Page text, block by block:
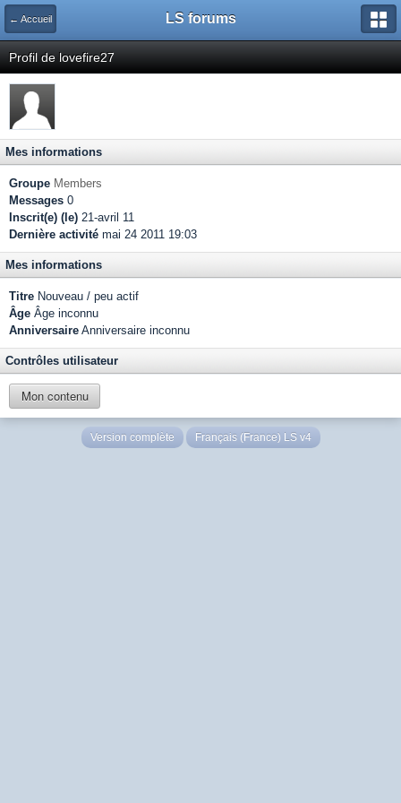
← Accueil LS forums
Profil de lovefire27
Mes informations
Groupe Members
Messages 0
Inscrit(e) (le) 21-avril 11
Dernière activité mai 24 2011 19:03
Mes informations
Titre Nouveau / peu actif
Âge Âge inconnu
Anniversaire Anniversaire inconnu
Contrôles utilisateur
Mon contenu
Version complète Français (France) LS v4